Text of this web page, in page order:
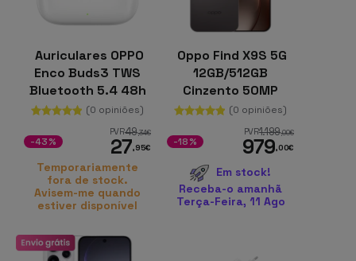
Auriculares OPPO
Enco Buds3 TWS
Bluetooth 5.4 48h
totais IP55
(0 opiniões)
PVR49,34€
27,95€
-43%
Temporariamente
fora de stock.
Avisem-me quando
estiver disponível
Oppo Find X9S 5G
12GB/512GB
Cinzento 50MP
Periscópico 3x OIS
6,59 polegadas
AMOLED 120Hz
(0 opiniões)
PVR1.199,00€
979,00€
-18%
Em stock!
Receba-o amanhã
Terça-Feira, 11 Ago